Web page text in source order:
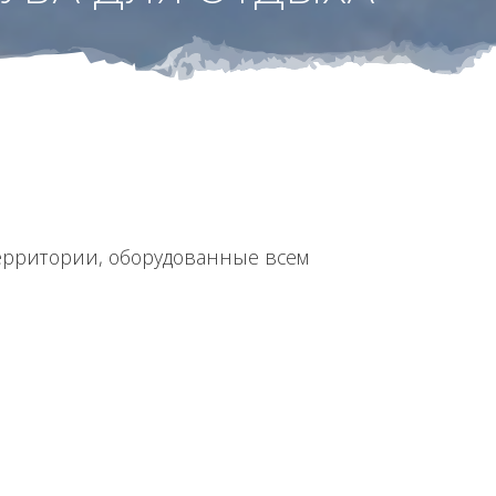
оборудованные всем